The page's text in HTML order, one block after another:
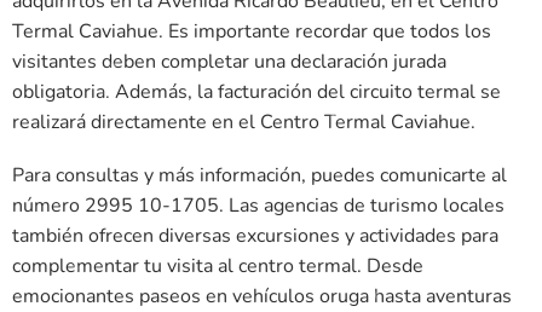
Termal Caviahue. Es importante recordar que todos los
visitantes deben completar una declaración jurada
obligatoria. Además, la facturación del circuito termal se
realizará directamente en el Centro Termal Caviahue.
Para consultas y más información, puedes comunicarte al
número 2995 10-1705. Las agencias de turismo locales
también ofrecen diversas excursiones y actividades para
complementar tu visita al centro termal. Desde
emocionantes paseos en vehículos oruga hasta aventuras